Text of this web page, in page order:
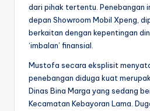
dari pihak tertentu. Penebangan
depan Showroom Mobil Xpeng,
berkaitan dengan kepentingan
‘imbalan’ finansial.
Mustofa secara eksplisit
penebangan diduga kuat
Dinas Bina Marga yang sedang
Kecamatan Kebayoran Lama.